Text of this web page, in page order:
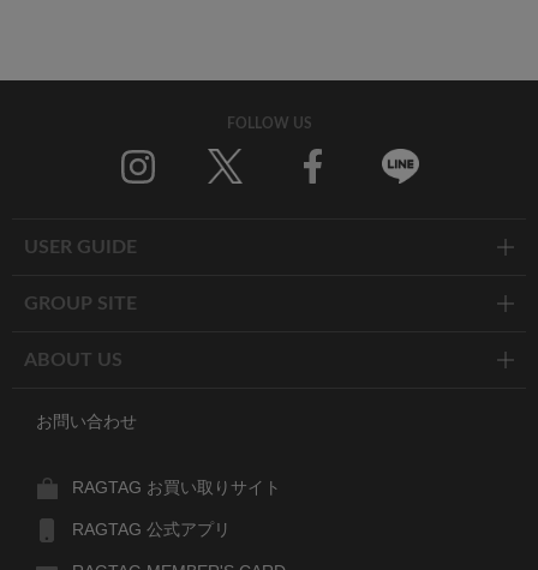
FOLLOW US
USER GUIDE
GROUP SITE
ABOUT US
お問い合わせ
RAGTAG お買い取りサイト
RAGTAG 公式アプリ